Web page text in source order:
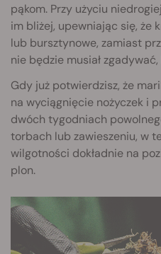
pąkom. Przy użyciu
im bliżej, upewniając się, że
lub bursztynowe, zamiast
nie będzie musiał
Gdy już potwierdzisz, że
na wyciągnięcie nożyczek i
dwóch tygodniach
torbach lub zawieszeniu, w
wilgotności dokładnie na
plon.